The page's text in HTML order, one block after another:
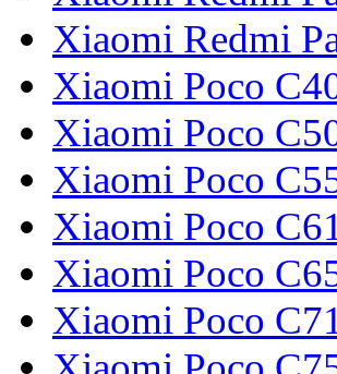
Xiaomi Redmi
Xiaomi Poco
Xiaomi Poco
Xiaomi Poco
Xiaomi Poco
Xiaomi Poco
Xiaomi Poco